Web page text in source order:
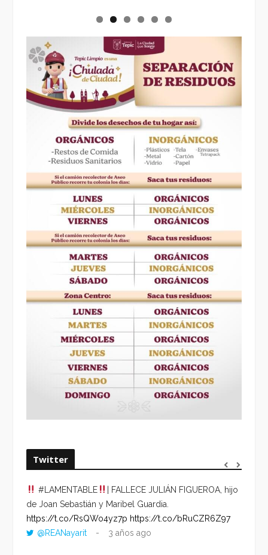
Twitter
#LAMENTABLE
| FALLECE JULIÁN FIGUEROA, hijo
de Joan Sebastián y Maribel Guardia.
https://t.co/RsQWo4yz7p https://t.co/bRuCZR6Z97
@REANayarit
3 años ago